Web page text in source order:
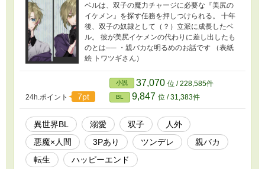
ベルは、双子の魔力チャージに必要な『美尻の
イケメン』を探す任務を押しつけられる。 十年
後、双子の奴隷として（？）立派に成長したベ
ル。 彼が美尻イケメンの代わりに差し出したも
のとは── ・親バカな明るめのお話です （表紙
絵 トワツギさん）
24h.ポイント 7pt
小説 37,070 位 / 228,585件
BL 9,847 位 / 31,383件
異世界BL 溺愛 双子
人外
悪魔×人間
3Pあり ツンデレ
親バカ
転生
ハッピーエンド